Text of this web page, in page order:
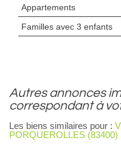
Appartements
Familles avec 3 enfants
autres annonces immobilières
correspondant à
Les biens similaires pour :
PORQUEROLLES (83400)